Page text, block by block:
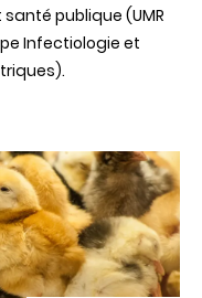
publique (UMR
Infectiologie et